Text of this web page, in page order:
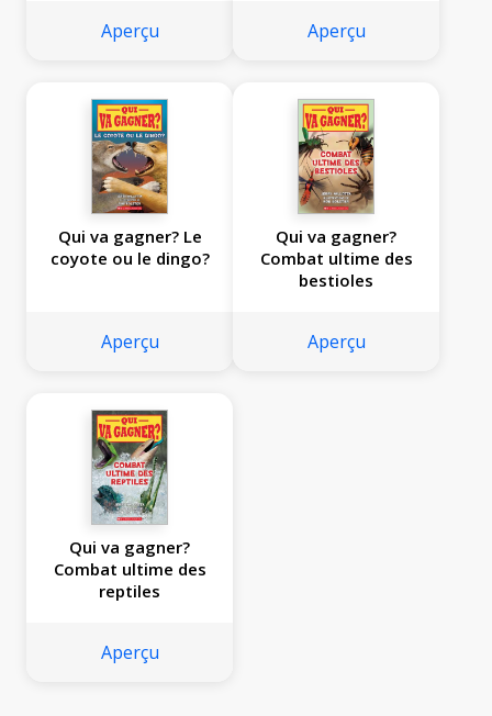
Aperçu Aperçu
Qui va gagner? Le
coyote ou le dingo?
Aperçu
Qui va gagner?
Combat ultime des
bestioles
Aperçu
Qui va gagner?
Combat ultime des
reptiles
Aperçu